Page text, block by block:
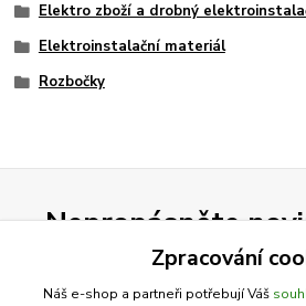
Elektro zboží a drobný
Elektroinstalační materiál
Rozbočky
Nepropásněte
slevy!
Zpracování
Náš e-shop a partneři potřebují Váš